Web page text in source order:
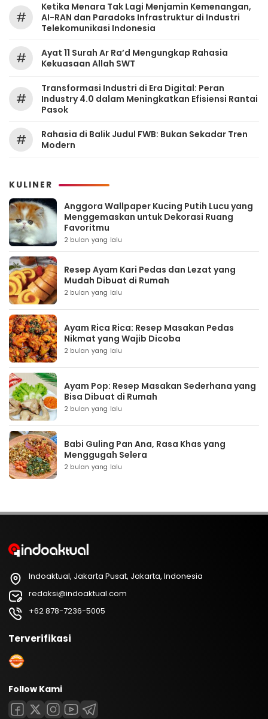
#
Ketika Menara Tak Lagi Menjamin Kemenangan,
AI-RAN dan Paradoks Infrastruktur di Industri
Telekomunikasi Indonesia
#
Ayat 11 Surah Ar Ra’d Mengungkap Rahasia
Kekuasaan Allah SWT
#
Transformasi Industri di Era Digital: Peran
Industry 4.0 dalam Meningkatkan Efisiensi Rantai
Pasok
#
Rahasia di Balik Judul FWB: Bukan Sekadar Tren
Modern
KULINER
Anggora Wallpaper Kucing Putih Lucu yang
Menggemaskan untuk Dekorasi Ruang
Favoritmu
2 bulan yang lalu
Resep Ayam Kari Pedas dan Lezat yang
Mudah Dibuat di Rumah
2 bulan yang lalu
Ayam Rica Rica: Resep Masakan Pedas
Nikmat yang Wajib Dicoba
2 bulan yang lalu
Ayam Pop: Resep Masakan Sederhana yang
Bisa Dibuat di Rumah
2 bulan yang lalu
Babi Guling Pan Ana, Rasa Khas yang
Menggugah Selera
2 bulan yang lalu
Indoaktual, Jakarta Pusat, Jakarta, Indonesia
redaksi@indoaktual.com
+62 878-7236-5005
Terverifikasi
Follow Kami